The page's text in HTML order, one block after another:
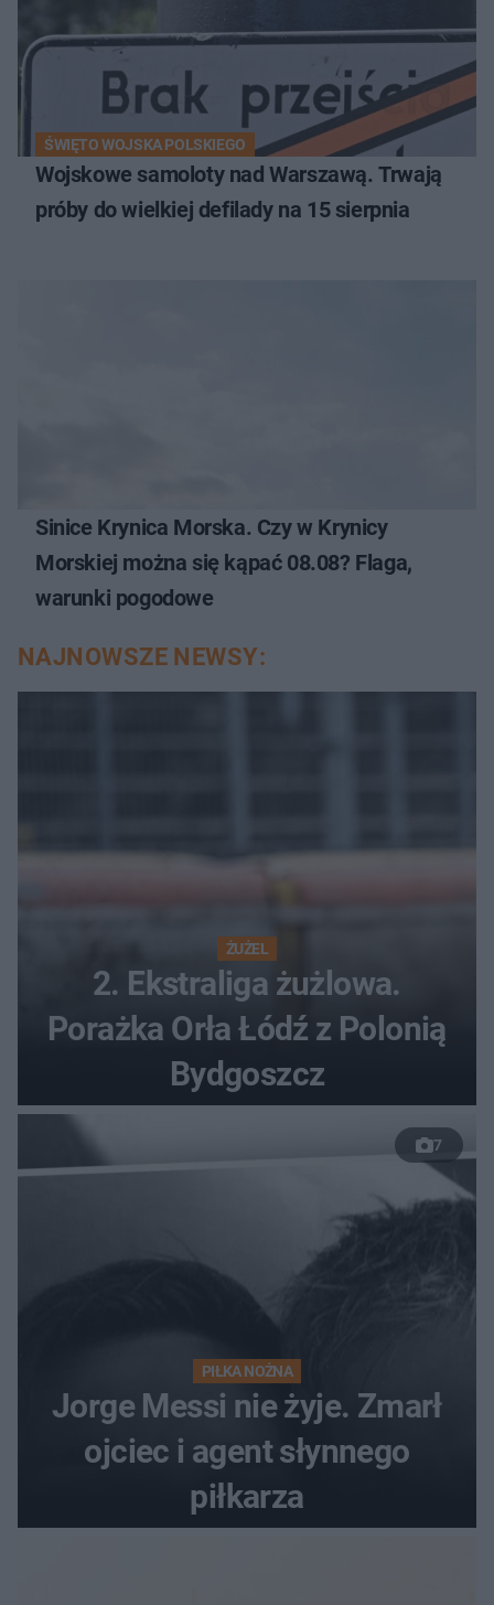
ŚWIĘTO WOJSKA POLSKIEGO
Wojskowe samoloty nad Warszawą. Trwają
próby do wielkiej defilady na 15 sierpnia
Sinice Krynica Morska. Czy w Krynicy
Morskiej można się kąpać 08.08? Flaga,
warunki pogodowe
NAJNOWSZE NEWSY:
ŻUŻEL
2. Ekstraliga żużlowa.
Porażka Orła Łódź z Polonią
Bydgoszcz
7
PIŁKA NOŻNA
Jorge Messi nie żyje. Zmarł
ojciec i agent słynnego
piłkarza